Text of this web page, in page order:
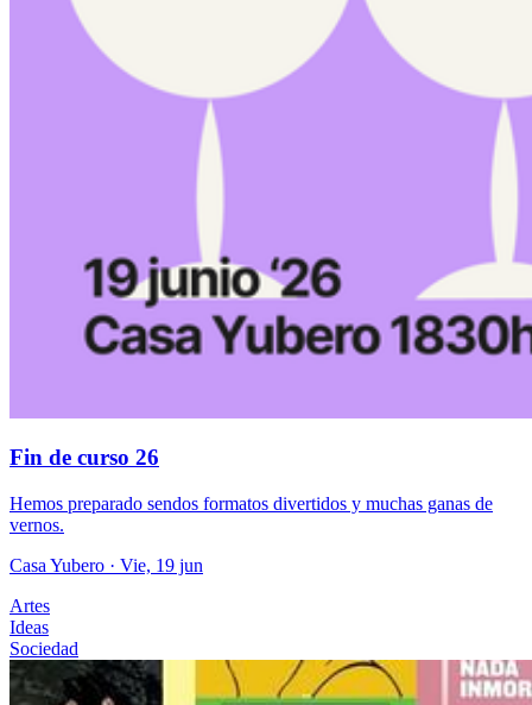
Fin de curso 26
Hemos preparado sendos formatos divertidos y muchas ganas de
vernos.
Casa Yubero · Vie, 19 jun
Artes
Ideas
Sociedad